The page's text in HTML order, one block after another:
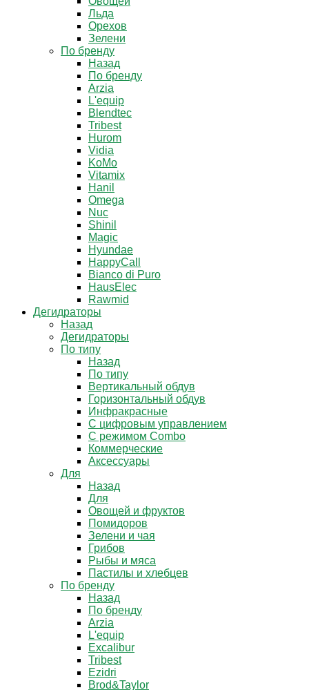
Льда
Орехов
Зелени
По бренду
Назад
По бренду
Arzia
L'equip
Blendtec
Tribest
Hurom
Vidia
KoMo
Vitamix
Hanil
Omega
Nuc
Shinil
Magic
Hyundae
HappyCall
Bianco di Puro
HausElec
Rawmid
Дегидраторы
Назад
Дегидраторы
По типу
Назад
По типу
Вертикальный обдув
Горизонтальный обдув
Инфракрасные
С цифровым управлением
С режимом Combo
Коммерческие
Аксессуары
Для
Назад
Для
Овощей и фруктов
Помидоров
Зелени и чая
Грибов
Рыбы и мяса
Пастилы и хлебцев
По бренду
Назад
По бренду
Arzia
L'equip
Excalibur
Tribest
Ezidri
Brod&Taylor